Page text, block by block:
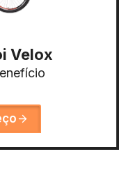
Velox